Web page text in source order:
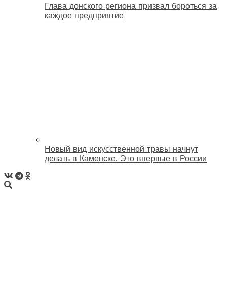
Глава донского региона призвал бороться за
каждое предприятие
Новый вид искусственной травы начнут
делать в Каменске. Это впервые в России